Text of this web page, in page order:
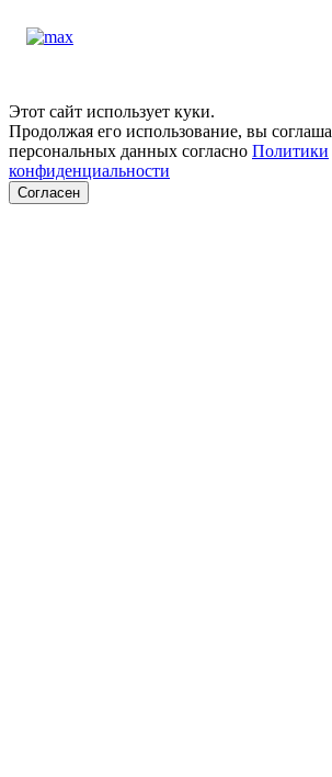
Этот сайт использует куки.
Продолжая его использование, вы
персональных данных согласно Политики
конфиденциальности
Согласен